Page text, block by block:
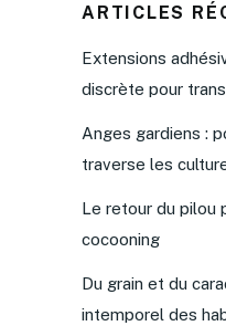
ARTICLES
Extensions
discrète pour
Anges gardiens :
traverse les
Le retour du pilou
cocooning
Du grain et du
intemporel des